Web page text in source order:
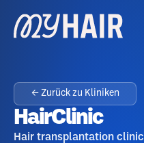
← Zurück zu Kliniken
HairClinic
Hair transplantation clinic